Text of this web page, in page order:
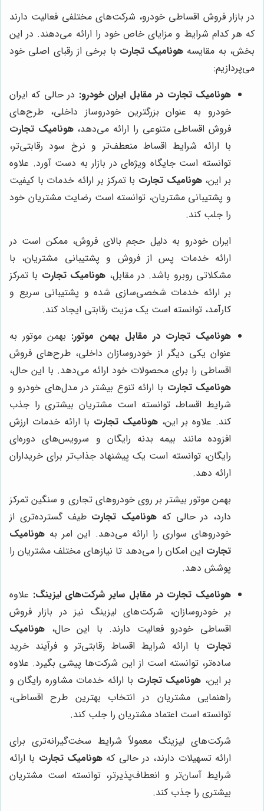
در بازار فروش اقساطی خودرو، شرکت‌های مختلفی فعالیت دارند
که هر کدام شرایط و مزایای خاص خود را ارائه می‌دهند. در این
بخش، به مقایسه هونامیک تجارت با برخی از رقبای اصلی خود
می‌پردازیم:
هونامیک تجارت در مقابل ایران خودرو: در حالی که ایران
خودرو به عنوان بزرگترین خودروساز داخلی، طرح‌های
فروش اقساطی متنوعی را ارائه می‌دهد،هونامیک تجارت
با ارائه شرایط اقساط منعطف‌تر و نرخ سود رقابتی‌تر،
توانسته است جایگاه ویژه‌ای در بازار به دست آورد. علاوه
بر این،هونامیک تجارت با تمرکز بر ارائه خدمات با کیفیت
و پشتیبانی مشتریان، توانسته است رضایت مشتریان خود
را جلب کند.
ایران خودرو به دلیل حجم بالای فروش، ممکن است در
ارائه خدمات پس از فروش و پشتیبانی مشتریان، با
مشکلاتی روبرو باشد. در مقابل، هونامیک تجارت با تمرکز
بر ارائه خدمات شخصی‌سازی شده و پشتیبانی سریع و
کارآمد، توانسته است یک مزیت رقابتی ایجاد کند.
هونامیک تجارت در مقابل بهمن موتور: بهمن موتور به
عنوان یکی دیگر از خودروسازان داخلی، طرح‌های فروش
اقساطی را برای محصولات خود ارائه می‌دهد. با این حال،
هونامیک تجارت با ارائه تنوع بیشتر در مدل‌های خودرو و
شرایط اقساط، توانسته است مشتریان بیشتری را جذب
کند. علاوه بر این،هونامیک تجارت با ارائه خدمات ارزش
افزوده مانند بیمه بدنه رایگان و سرویس‌های دوره‌ای
رایگان، توانسته است یک پیشنهاد جذاب‌تر برای خریداران
ارائه دهد.
بهمن موتور بیشتر بر روی خودروهای تجاری و سنگین تمرکز
دارد، در حالی که هونامیک تجارت طیف گسترده‌تری از
خودروهای سواری را ارائه می‌دهد. این امر به هونامیک
تجارت این امکان را می‌دهد تا نیازهای مختلف مشتریان را
پوشش دهد.
هونامیک تجارت در مقابل سایر شرکت‌های لیزینگ: علاوه
بر خودروسازان، شرکت‌های لیزینگ نیز در بازار فروش
اقساطی خودرو فعالیت دارند. با این حال، هونامیک
تجارت با ارائه شرایط اقساط رقابتی‌تر و فرآیند خرید
ساده‌تر، توانسته است از این شرکت‌ها پیشی بگیرد. علاوه
بر این، هونامیک تجارت با ارائه خدمات مشاوره رایگان و
راهنمایی مشتریان در انتخاب بهترین طرح اقساطی،
توانسته است اعتماد مشتریان را جلب کند.
شرکت‌های لیزینگ معمولاً شرایط سخت‌گیرانه‌تری برای
ارائه تسهیلات دارند، در حالی که هونامیک تجارت با ارائه
شرایط آسان‌تر و انعطاف‌پذیرتر، توانسته است مشتریان
بیشتری را جذب کند.